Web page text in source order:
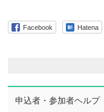
Facebook Hatena
申込者・参加者ヘルプ